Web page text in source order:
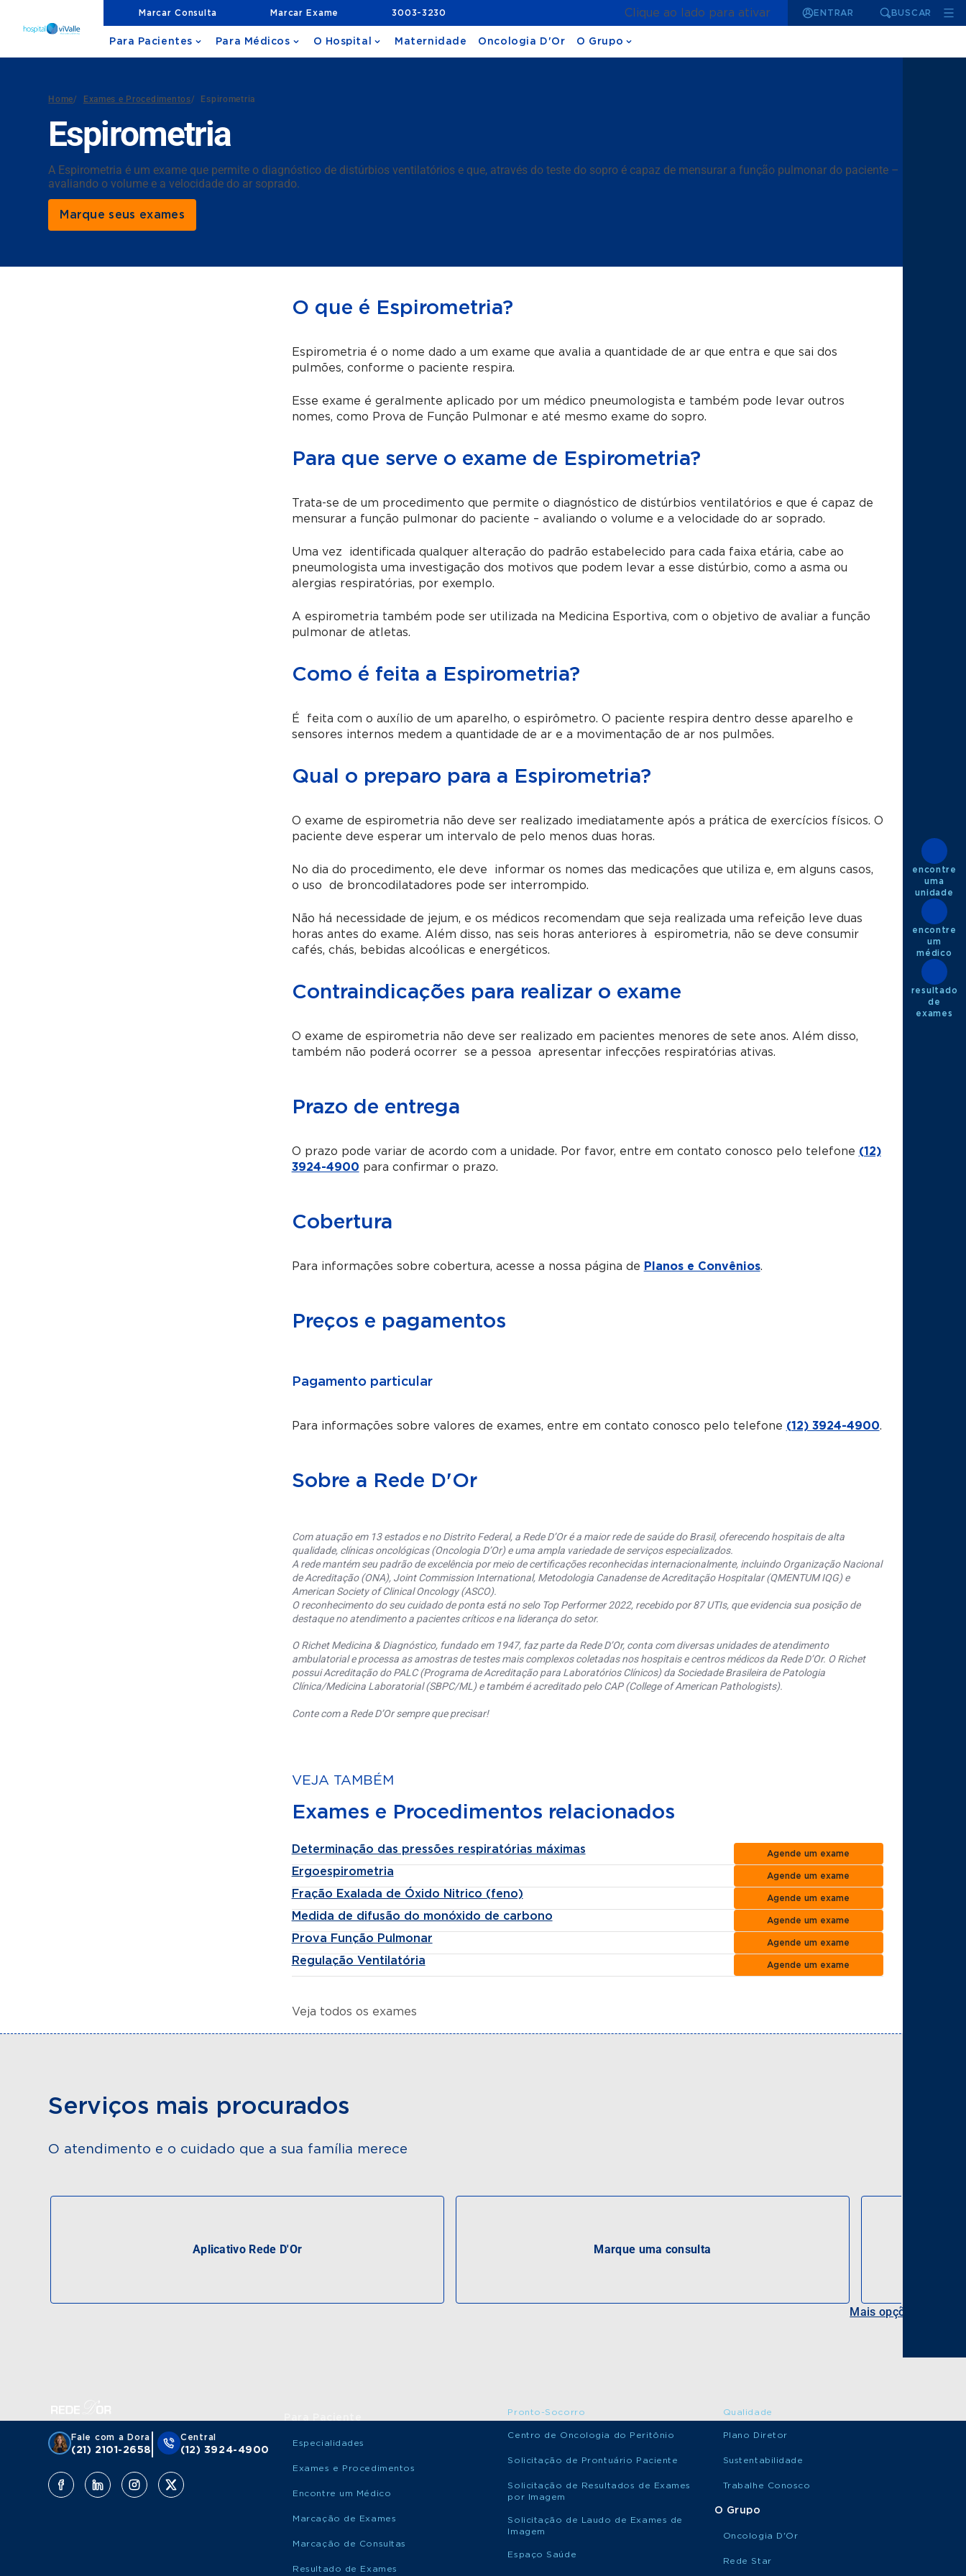
Marcar Consulta Marcar Exame 3003-3230 Clique ao lado para ativar ENTRAR BUSCAR
Para Pacientes Para Médicos O Hospital Maternidade Oncologia D'Or O Grupo
Home/ Exames e Procedimentos/ Espirometria
Espirometria
A Espirometria é um exame que permite o diagnóstico de distúrbios ventilatórios e que, através do teste do sopro é capaz de mensurar a função pulmonar do paciente –
avaliando o volume e a velocidade do ar soprado.
Marque seus exames
O que é Espirometria?
Espirometria é o nome dado a um exame que avalia a quantidade de ar que entra e que sai dos
pulmões, conforme o paciente respira.
Esse exame é geralmente aplicado por um médico pneumologista e também pode levar outros
nomes, como Prova de Função Pulmonar e até mesmo exame do sopro.
Para que serve o exame de Espirometria?
Trata-se de um procedimento que permite o diagnóstico de distúrbios ventilatórios e que é capaz de
mensurar a função pulmonar do paciente – avaliando o volume e a velocidade do ar soprado.
Uma vez identificada qualquer alteração do padrão estabelecido para cada faixa etária, cabe ao
pneumologista uma investigação dos motivos que podem levar a esse distúrbio, como a asma ou
alergias respiratórias, por exemplo.
A espirometria também pode ser utilizada na Medicina Esportiva, com o objetivo de avaliar a função
pulmonar de atletas.
Como é feita a Espirometria?
É feita com o auxílio de um aparelho, o espirômetro. O paciente respira dentro desse aparelho e
sensores internos medem a quantidade de ar e a movimentação de ar nos pulmões.
Qual o preparo para a Espirometria?
O exame de espirometria não deve ser realizado imediatamente após a prática de exercícios físicos. O
paciente deve esperar um intervalo de pelo menos duas horas.
No dia do procedimento, ele deve informar os nomes das medicações que utiliza e, em alguns casos,
o uso de broncodilatadores pode ser interrompido.
Não há necessidade de jejum, e os médicos recomendam que seja realizada uma refeição leve duas
horas antes do exame. Além disso, nas seis horas anteriores à espirometria, não se deve consumir
cafés, chás, bebidas alcoólicas e energéticos.
Contraindicações para realizar o exame
O exame de espirometria não deve ser realizado em pacientes menores de sete anos. Além disso,
também não poderá ocorrer se a pessoa apresentar infecções respiratórias ativas.
Prazo de entrega
O prazo pode variar de acordo com a unidade. Por favor, entre em contato conosco pelo telefone (12)
3924-4900 para confirmar o prazo.
Cobertura
Para informações sobre cobertura, acesse a nossa página de Planos e Convênios.
Preços e pagamentos
Pagamento particular
Para informações sobre valores de exames, entre em contato conosco pelo telefone (12) 3924-4900.
Sobre a Rede D'Or
Com atuação em 13 estados e no Distrito Federal, a Rede D’Or é a maior rede de saúde do Brasil, oferecendo hospitais de alta
qualidade, clínicas oncológicas (Oncologia D’Or) e uma ampla variedade de serviços especializados.
A rede mantém seu padrão de excelência por meio de certificações reconhecidas internacionalmente, incluindo Organização Nacional
de Acreditação (ONA), Joint Commission International, Metodologia Canadense de Acreditação Hospitalar (QMENTUM IQG) e
American Society of Clinical Oncology (ASCO).
O reconhecimento do seu cuidado de ponta está no selo Top Performer 2022, recebido por 87 UTIs, que evidencia sua posição de
destaque no atendimento a pacientes críticos e na liderança do setor.
O Richet Medicina & Diagnóstico, fundado em 1947, faz parte da Rede D’Or, conta com diversas unidades de atendimento
ambulatorial e processa as amostras de testes mais complexos coletadas nos hospitais e centros médicos da Rede D’Or. O Richet
possui Acreditação do PALC (Programa de Acreditação para Laboratórios Clínicos) da Sociedade Brasileira de Patologia
Clínica/Medicina Laboratorial (SBPC/ML) e também é acreditado pelo CAP (College of American Pathologists).
Conte com a Rede D’Or sempre que precisar!
VEJA TAMBÉM
Exames e Procedimentos relacionados
Determinação das pressões respiratórias máximas Agende um exame
Ergoespirometria Agende um exame
Fração Exalada de Óxido Nitrico (feno) Agende um exame
Medida de difusão do monóxido de carbono Agende um exame
Prova Função Pulmonar Agende um exame
Regulação Ventilatória Agende um exame
Veja todos os exames
Serviços mais procurados
O atendimento e o cuidado que a sua família merece
Aplicativo Rede D'Or Marque uma consulta
Mais opções
encontre
uma
unidade
encontre
um
médico
resultado
de
exames
Fale com a Dora
(21) 2101-2658
Central
(12) 3924-4900
Especialidades
Exames e Procedimentos
Encontre um Médico
Marcação de Exames
Marcação de Consultas
Resultado de Exames
Pronto-Socorro
Centro de Oncologia do Peritônio
Solicitação de Prontuário Paciente
Solicitação de Resultados de Exames
por Imagem
Solicitação de Laudo de Exames de
Imagem
Espaço Saúde
Qualidade
Plano Diretor
Sustentabilidade
Trabalhe Conosco
O Grupo
Oncologia D'Or
Rede Star